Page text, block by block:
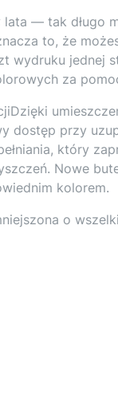
— tak długo
to, że
wydruku jednej
za
dostęp przy
który
Nowe
kolorem.
o